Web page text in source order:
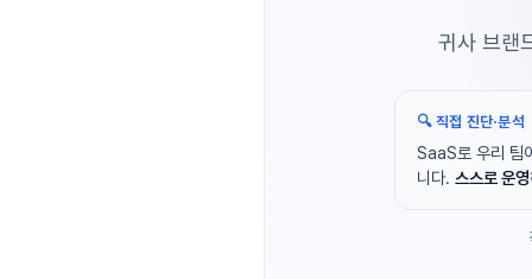
귀사 브랜
🔍 직접 진단·분석
SaaS로 우리 팀
니다. 스스로 운영